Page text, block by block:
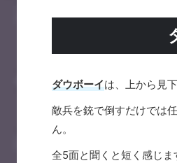
ダウボーイは、上から見
敵兵を銃で倒すだけでは
ん。
全5面と聞くと短く感じま